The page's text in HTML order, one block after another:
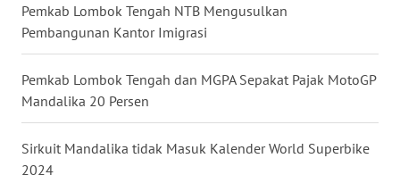
Pemkab Lombok Tengah NTB Mengusulkan
Pembangunan Kantor Imigrasi
Pemkab Lombok Tengah dan MGPA Sepakat Pajak MotoGP
Mandalika 20 Persen
Sirkuit Mandalika tidak Masuk Kalender World Superbike
2024
BENGKULU
LAMPUNG
JATENG